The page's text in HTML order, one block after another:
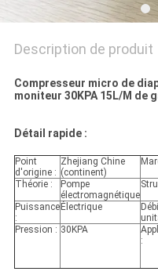
Description de produit
Compresseur micro de
moniteur 30KPA 15L/M de
Détail rapide :
Point
d'origine :
Zhejiang Chine
(continent)
Théorie :
Pompe
électromagnétique
Puissance
:
Électrique
Pression : 30KPA
: